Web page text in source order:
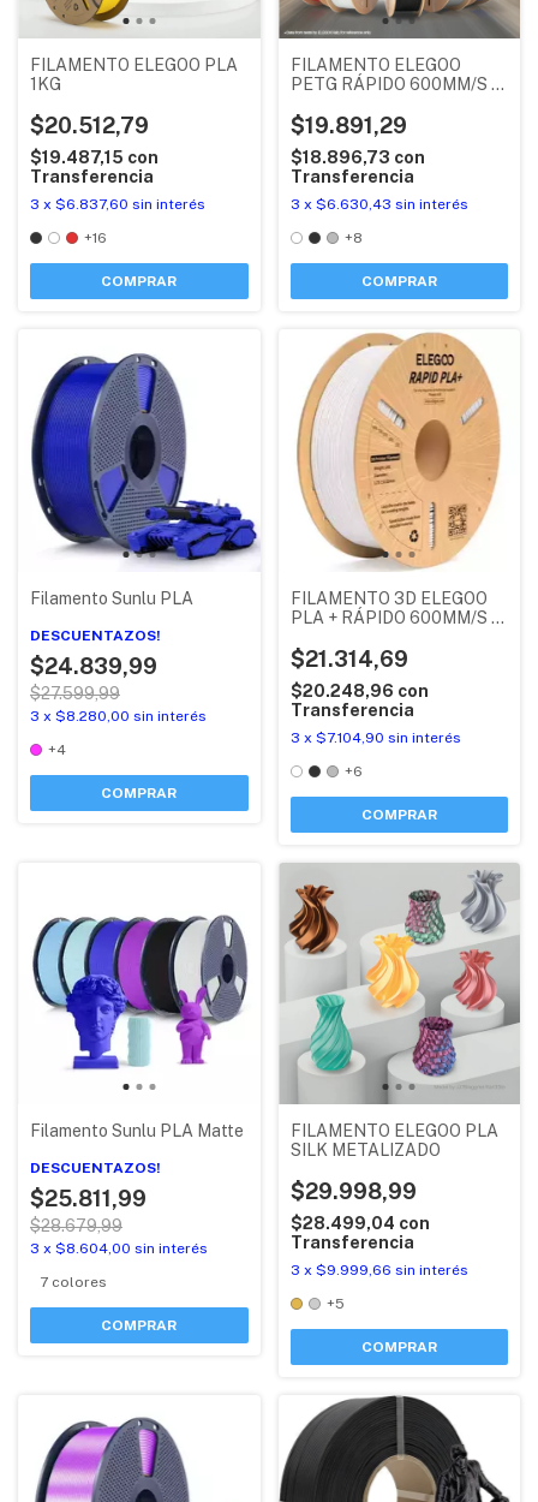
FILAMENTO ELEGOO PLA
1KG
$20.512,79
$19.487,15 con
Transferencia
3 x $6.837,60 sin interés
+16
COMPRAR
FILAMENTO ELEGOO
PETG RÁPIDO 600MM/S X
$19.891,29
$18.896,73 con
Transferencia
3 x $6.630,43 sin interés
+8
COMPRAR
Filamento Sunlu PLA
DESCUENTAZOS!
$24.839,99
$27.599,99
3 x $8.280,00 sin interés
+4
COMPRAR
FILAMENTO 3D ELEGOO
PLA + RÁPIDO 600MM/S X
$21.314,69
$20.248,96 con
Transferencia
3 x $7.104,90 sin interés
+6
COMPRAR
Filamento Sunlu PLA Matte
DESCUENTAZOS!
$25.811,99
$28.679,99
3 x $8.604,00 sin interés
7 colores
COMPRAR
FILAMENTO ELEGOO PLA
SILK METALIZADO
$29.998,99
$28.499,04 con
Transferencia
3 x $9.999,66 sin interés
+5
COMPRAR